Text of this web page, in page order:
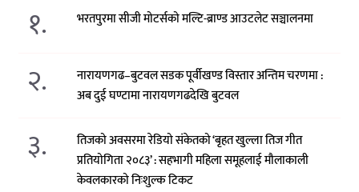
१. भरतपुरमा सीजी मोटर्सको मल्टि-ब्राण्ड आउटलेट सञ्चालनमा
२.
नारायणगढ–बुटवल सडक पूर्वीखण्ड विस्तार अन्तिम चरणमा :
अब दुई घण्टामा नारायणगढदेखि बुटवल
३.
तिजको अवसरमा रेडियो संकेतको ‘बृहत खुल्ला तिज गीत
प्रतियोगिता २०८३’ : सहभागी महिला समूहलाई मौलाकाली
केवलकारको निःशुल्क टिकट